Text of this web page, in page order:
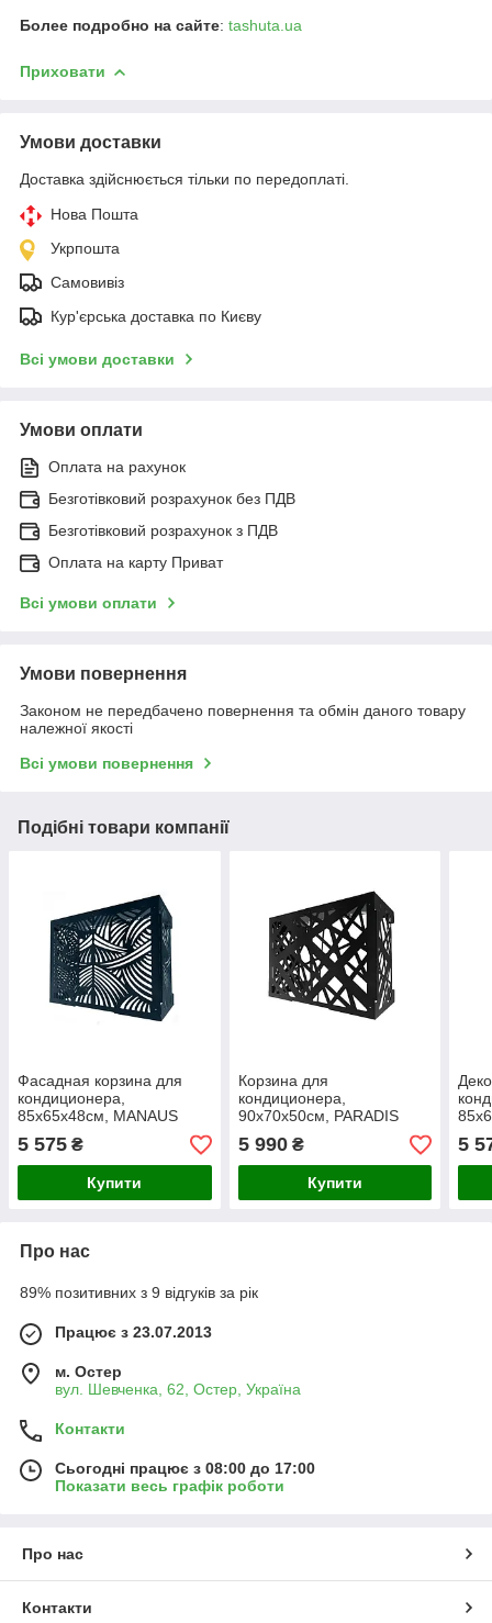
Более подробно на сайте: tashuta.ua
Приховати
Умови доставки
Доставка здійснюється тільки по передоплаті.
Нова Пошта
Укрпошта
Самовивіз
Кур'єрська доставка по Києву
Всі умови доставки
Умови оплати
Оплата на рахунок
Безготівковий розрахунок без ПДВ
Безготівковий розрахунок з ПДВ
Оплата на карту Приват
Всі умови оплати
Умови повернення
Законом не передбачено повернення та обмін даного товару
належної якості
Всі умови повернення
Подібні товари компанії
Фасадная корзина для
кондиционера,
85х65х48см, MANAUS
Ташута (78-10120-01)
5 575 ₴
Купити
Корзина для
кондиционера,
90х70х50см, PARADIS
Ташута (78-10140-02)
5 990₴
Купити
5
Про нас
89% позитивних з 9 відгуків за рік
Працює з 23.07.2013
м. Остер
вул. Шевченка, 62, Остер, Україна
Контакти
Сьогодні працює з 08:00 до 17:00
Показати весь графік роботи
Про нас
Контакти